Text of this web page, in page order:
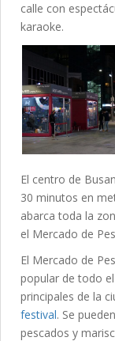
calle con
karaoke.
El centro de
30 minutos en
abarca toda la
el Mercado de
El Mercado de
popular de todo
principales de la
festival. Se
pescados y